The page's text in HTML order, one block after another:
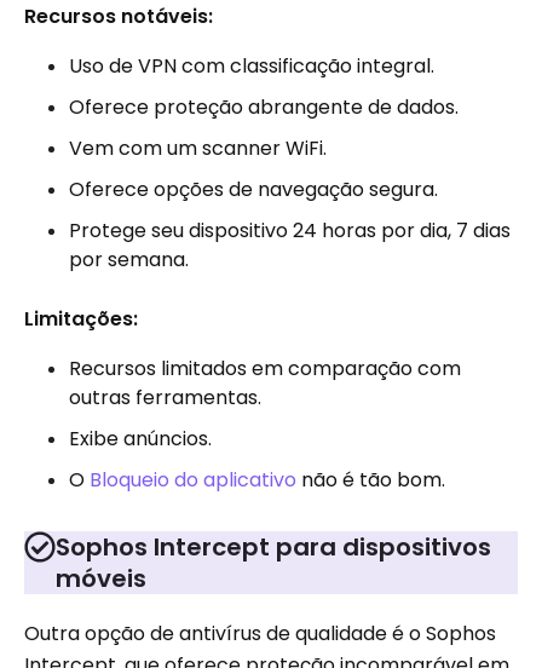
Recursos notáveis:
Uso de VPN com classificação integral.
Oferece proteção abrangente de dados.
Vem com um scanner WiFi.
Oferece opções de navegação segura.
Protege seu dispositivo 24 horas por dia, 7 dias
por semana.
Limitações:
Recursos limitados em comparação com
outras ferramentas.
Exibe anúncios.
O Bloqueio do aplicativo não é tão bom.
Sophos Intercept para dispositivos
móveis
Outra opção de antivírus de qualidade é o Sophos